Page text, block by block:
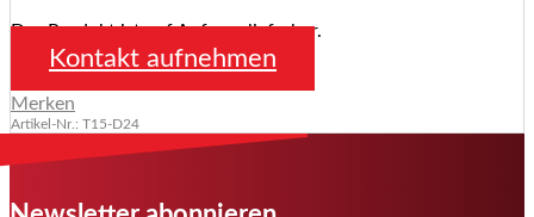
Das Produkt ist auf Anfrage lieferbar.
Kontakt aufnehmen
Merken
Artikel-Nr.: T15-D24